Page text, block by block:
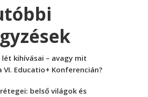
kihívásai – avagy mit
VI. Educatio+ Konferencián?
belső világok és